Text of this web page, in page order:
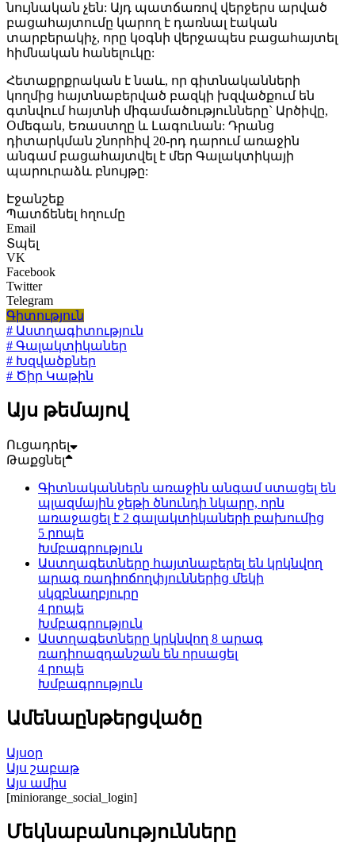
նույնական չեն: Այդ պատճառով վերջերս արված
բացահայտումը կարող է դառնալ էական
տարբերակիչ, որը կօգնի վերջապես բացահայտել
հիմնական հանելուկը:
Հետաքրքրական է նաև, որ գիտնականների
կողմից հայտնաբերված բազկի խզվածքում են
գտնվում հայտնի միգամածությունները` Արծիվը,
Օմեգան, Եռաստղը և Լագունան: Դրանց
դիտարկման շնորհիվ 20-րդ դարում առաջին
անգամ բացահայտվել է մեր Գալակտիկայի
պարուրաձև բնույթը:
Էջանշեք
Պատճենել հղումը
Email
Տպել
VK
Facebook
Twitter
Telegram
Գիտություն
# Աստղագիտություն
# Գալակտիկաներ
# Խզվածքներ
# Ծիր Կաթին
Այս թեմայով
Ուցադրել
Թաքցնել
Գիտնականներն առաջին անգամ ստացել են
պլազմային ջեթի ծնունդի նկարը, որն
առաջացել է 2 գալակտիկաների բախումից
5 րոպե
Խմբագրություն
Աստղագետները հայտնաբերել են կրկնվող
արագ ռադիոճողփյուններից մեկի
սկզբնաղբյուրը
4 րոպե
Խմբագրություն
Աստղագետները կրկնվող 8 արագ
ռադիոազդանշան են որսացել
4 րոպե
Խմբագրություն
Ամենաընթերցվածը
Այսօր
Այս շաբաթ
Այս ամիս
[miniorange_social_login]
Մեկնաբանությունները